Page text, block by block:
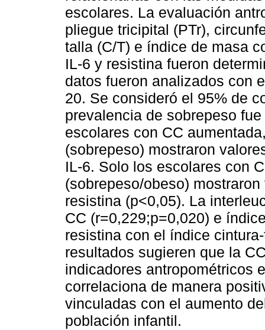
escolares. La evaluación
pliegue tricipital (PTr),
talla (C/T) e índice de masa
IL-6 y resistina fueron
datos fueron analizados con
20. Se consideró el 95% de
prevalencia de sobrepeso
escolares con CC
(sobrepeso) mostraron
IL-6. Solo los escolares con
(sobrepeso/obeso)
resistina (p<0,05). La
CC (r=0,229;p=0,020) e
resistina con el índice
resultados sugieren que la
indicadores antropométricos
correlaciona de manera
vinculadas con el aumento
población infantil.